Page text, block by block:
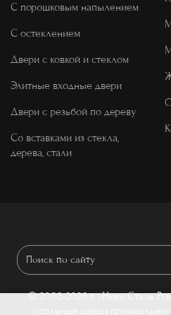
С порошковым напылением
С остеклением
Двери с ковкой и стеклом
Элитные входные двери
Двери с резьбой по дереву
Со вставками из стекла,
дерева, стали
© 2002-2026 г.«Ника Сталь